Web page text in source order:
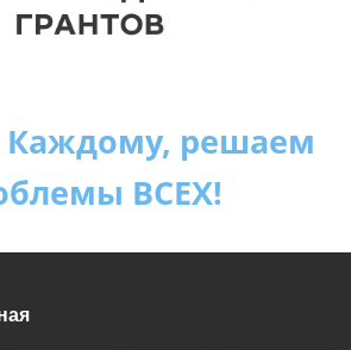
Каждому, решаем
ВСЕХ!